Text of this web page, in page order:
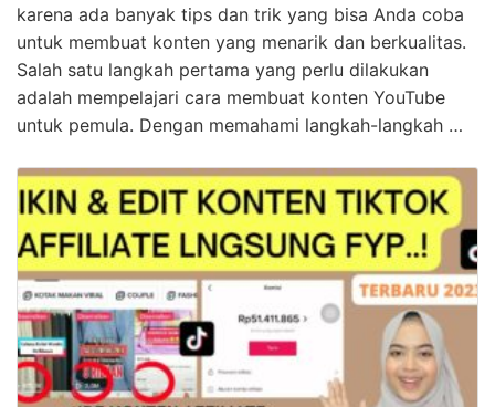
karena ada banyak tips dan trik yang bisa Anda coba
untuk membuat konten yang menarik dan berkualitas.
Salah satu langkah pertama yang perlu dilakukan
adalah mempelajari cara membuat konten YouTube
untuk pemula. Dengan memahami langkah-langkah …